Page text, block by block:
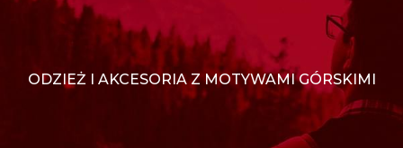
ODZIEŻ I AKCESORIA Z MOTYWAMI GÓRSKIMI